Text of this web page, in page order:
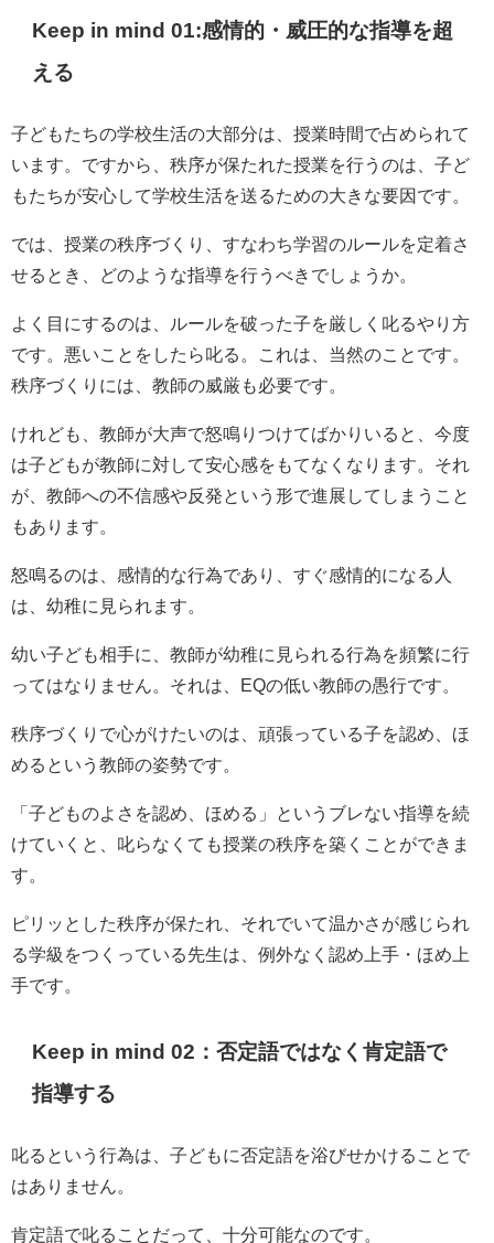
Keep in mind 01:感情的・威圧的な指導を超
える
子どもたちの学校生活の大部分は、授業時間で占められて
います。ですから、秩序が保たれた授業を行うのは、子ど
もたちが安心して学校生活を送るための大きな要因です。
では、授業の秩序づくり、すなわち学習のルールを定着さ
せるとき、どのような指導を行うべきでしょうか。
よく目にするのは、ルールを破った子を厳しく叱るやり方
です。悪いことをしたら叱る。これは、当然のことです。
秩序づくりには、教師の威厳も必要です。
けれども、教師が大声で怒鳴りつけてばかりいると、今度
は子どもが教師に対して安心感をもてなくなります。それ
が、教師への不信感や反発という形で進展してしまうこと
もあります。
怒鳴るのは、感情的な行為であり、すぐ感情的になる人
は、幼稚に見られます。
幼い子ども相手に、教師が幼稚に見られる行為を頻繁に行
ってはなりません。それは、EQの低い教師の愚行です。
秩序づくりで心がけたいのは、頑張っている子を認め、ほ
めるという教師の姿勢です。
「子どものよさを認め、ほめる」というブレない指導を続
けていくと、叱らなくても授業の秩序を築くことができま
す。
ピリッとした秩序が保たれ、それでいて温かさが感じられ
る学級をつくっている先生は、例外なく認め上手・ほめ上
手です。
Keep in mind 02：否定語ではなく肯定語で
指導する
叱るという行為は、子どもに否定語を浴びせかけることで
はありません。
肯定語で叱ることだって、十分可能なのです。